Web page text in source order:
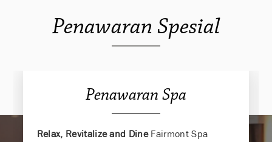
Penawaran Spesial
Penawaran Spa
Relax, Revitalize and DineFairmont Spa